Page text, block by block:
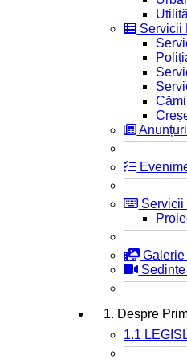
Servicii
Anunțuri
Servicii
1. Despre
1.1